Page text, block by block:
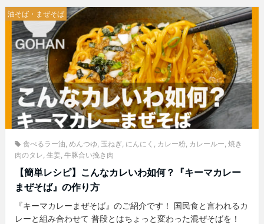
油そば・まぜそば
食べるラー油 めんつゆ 玉ねぎ にんにく カレー粉 カレールー 焼き
肉のタレ 生姜 牛豚合い挽き肉
【簡単レシピ】こんなカレいわ如何？『キーマカレー
まぜそば』の作り方
『キーマカレーまぜそば』のご紹介です！ 国民食と言われるカ
レーと組み合わせて 普段とはちょっと変わった混ぜそばを！